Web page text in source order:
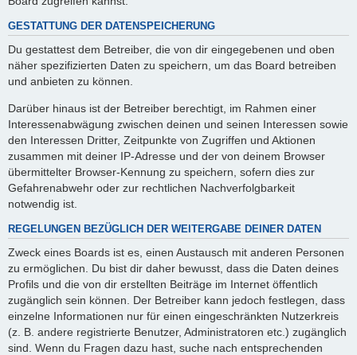
GESTATTUNG DER DATENSPEICHERUNG
Du gestattest dem Betreiber, die von dir eingegebenen und oben
näher spezifizierten Daten zu speichern, um das Board betreiben
und anbieten zu können.
Darüber hinaus ist der Betreiber berechtigt, im Rahmen einer
Interessenabwägung zwischen deinen und seinen Interessen sowie
den Interessen Dritter, Zeitpunkte von Zugriffen und Aktionen
zusammen mit deiner IP-Adresse und der von deinem Browser
übermittelter Browser-Kennung zu speichern, sofern dies zur
Gefahrenabwehr oder zur rechtlichen Nachverfolgbarkeit
notwendig ist.
REGELUNGEN BEZÜGLICH DER WEITERGABE DEINER DATEN
Zweck eines Boards ist es, einen Austausch mit anderen Personen
zu ermöglichen. Du bist dir daher bewusst, dass die Daten deines
Profils und die von dir erstellten Beiträge im Internet öffentlich
zugänglich sein können. Der Betreiber kann jedoch festlegen, dass
einzelne Informationen nur für einen eingeschränkten Nutzerkreis
(z. B. andere registrierte Benutzer, Administratoren etc.) zugänglich
sind. Wenn du Fragen dazu hast, suche nach entsprechenden